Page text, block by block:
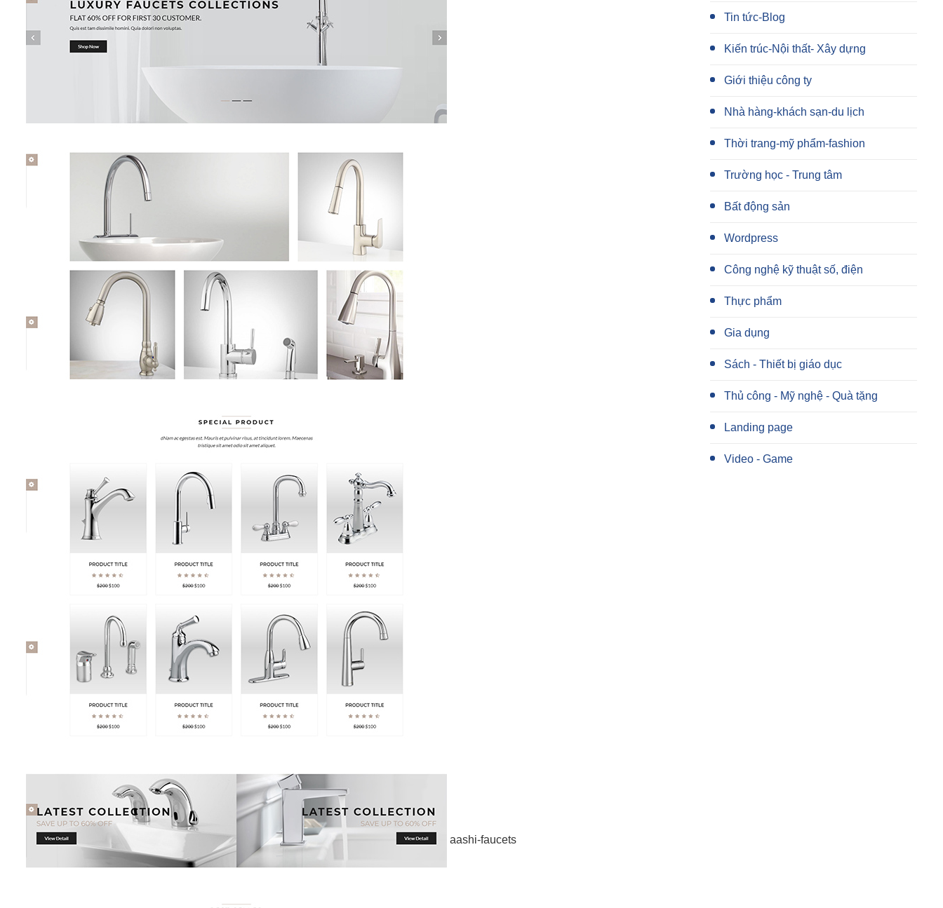
aashi-faucets
Tin tức-Blog
Kiến trúc-Nội thất- Xây dựng
Giới thiệu công ty
Nhà hàng-khách sạn-du lịch
Thời trang-mỹ phẩm-fashion
Trường học - Trung tâm
Bất động sản
Wordpress
Công nghệ kỹ thuật số, điện
Thực phẩm
Gia dụng
Sách - Thiết bị giáo dục
Thủ công - Mỹ nghệ - Quà tặng
Landing page
Video - Game